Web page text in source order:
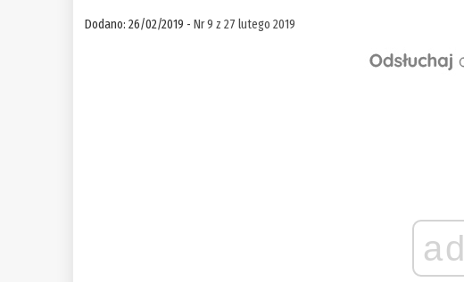
Dodano: 26/02/2019 -Nr 9 z 27 lutego 2019
ad